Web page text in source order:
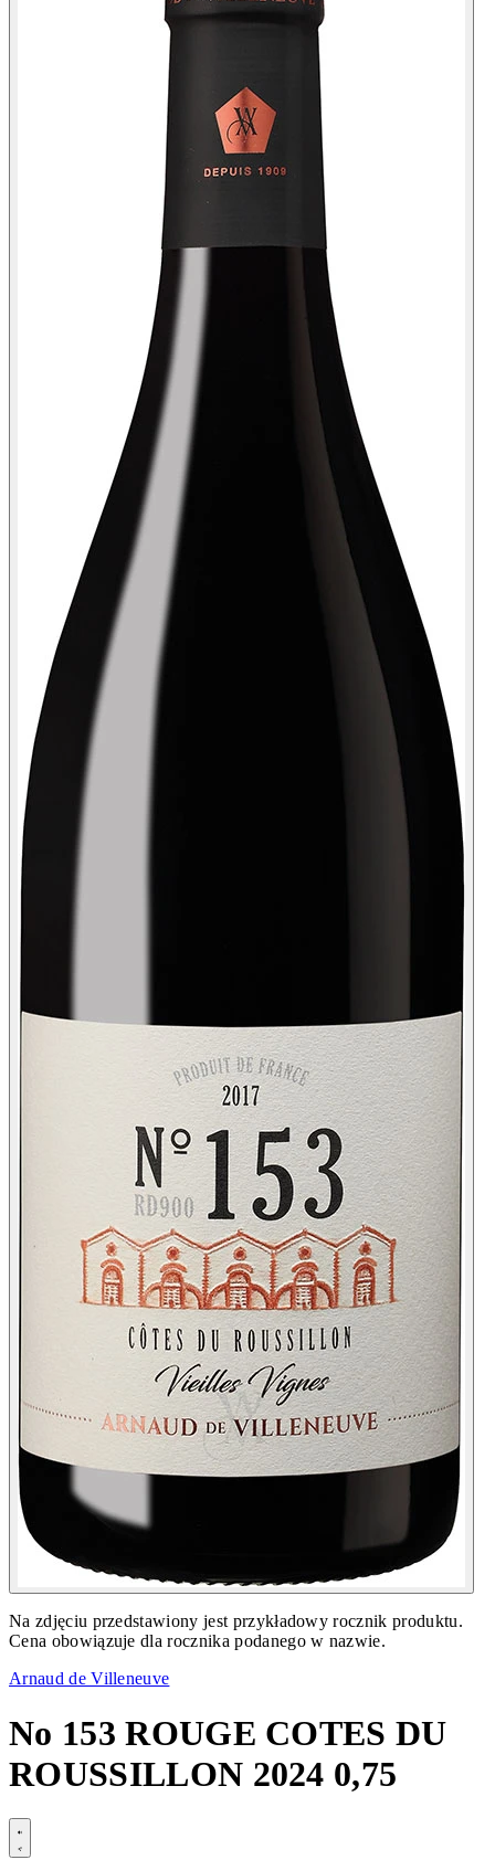
Na zdjęciu przedstawiony jest przykładowy rocznik produktu.
Cena obowiązuje dla rocznika podanego w nazwie.
Arnaud de Villeneuve
No 153 ROUGE COTES DU
ROUSSILLON 2024 0,75